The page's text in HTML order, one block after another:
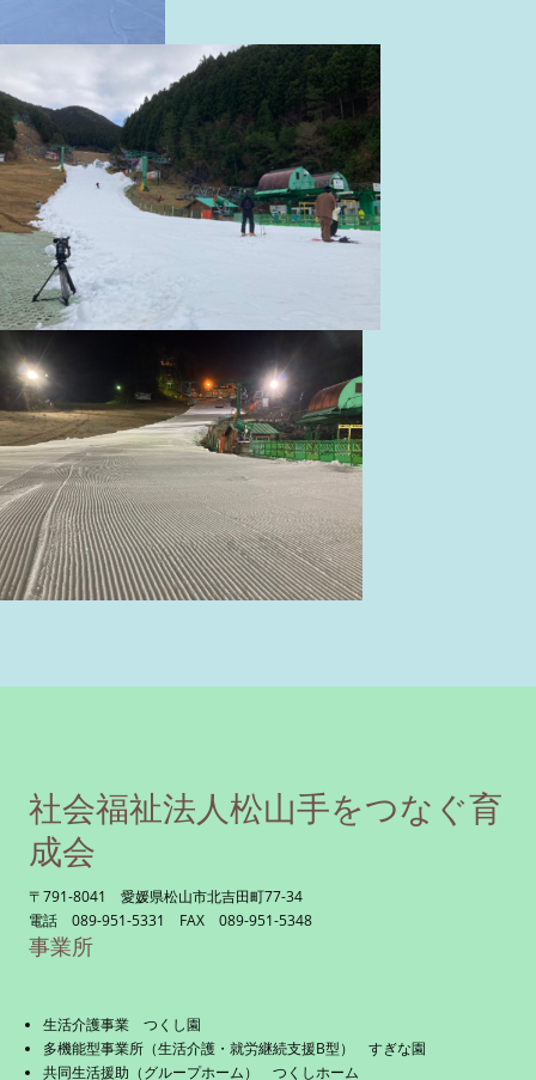
社会福祉法人松山手をつなぐ育
成会
〒791-8041 愛媛県松山市北吉田町77-34
電話 089-951-5331 FAX 089-951-5348
事業所
生活介護事業 つくし園
多機能型事業所（生活介護・就労継続支援B型） すぎな園
共同生活援助（グループホーム） つくしホーム